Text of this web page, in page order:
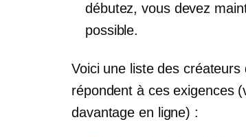
débutez, vous devez
possible.
Voici une liste des
répondent à ces exigences
davantage en ligne) :